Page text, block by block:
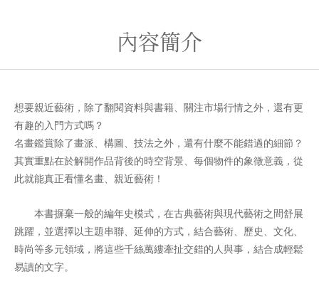
內容簡介
想要親近藝術，除了翻閱資料與書籍、關注市場行情之外，還有更
有趣的入門方式嗎？
名畫鑑賞除了畫派、構圖、技法之外，還有什麼不能錯過的細節？
其實重點在於解開作品背後的時空背景、每個物件的象徵意義，從
此就能真正看懂名畫、親近藝術！
本書摒棄一般的編年史模式，在古典藝術與現代藝術之間舒展
跳躍，並選擇以主題串聯、延伸的方式，結合藝術、歷史、文化、
時尚等多元領域，將這些千絲萬縷牽扯交錯的人與事，結合成輕鬆
易讀的文字。